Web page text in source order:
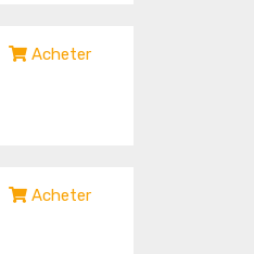
Acheter
Acheter